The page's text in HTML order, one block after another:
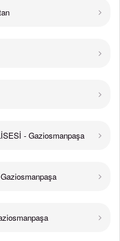
- Gaziosmanpaşa